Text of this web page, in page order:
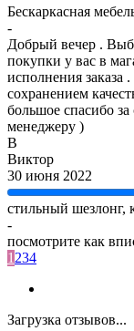
Бескаркасная
-
Добрый вечер .
покупки у вас в
исполнения
сохранением
большое спасибо
менеджеру )
В
Виктор
30 июня 2022
стильный шезлонг,
-
посмотрите как
1 234
Загрузка отзывов...